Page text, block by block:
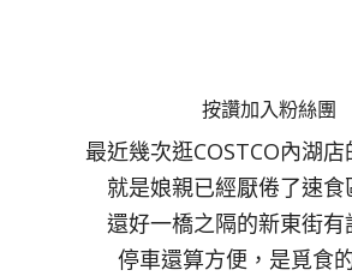
按讚加入粉絲團
最近幾次逛COSTCO內湖
就是娘親已經厭倦了速食
還好一橋之隔的新東街有
停車還算方便，是覓食